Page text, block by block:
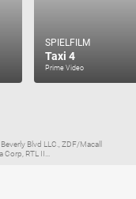
SPIELFILM
Taxi 4
Prime Video
Blvd LLC., ZDF/Macall
RTL II...